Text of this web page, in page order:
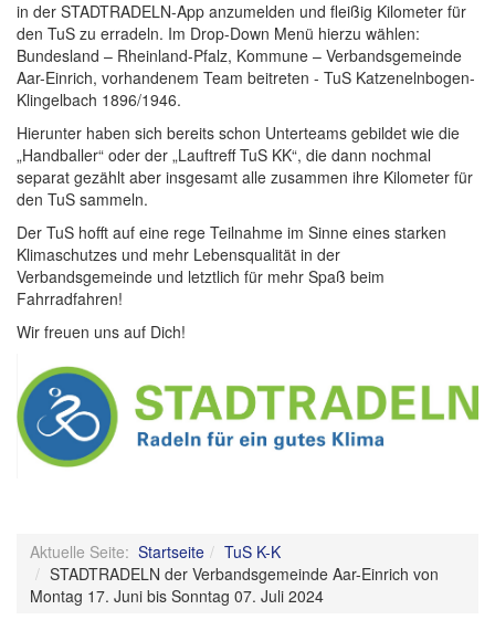
in der STADTRADELN-App anzumelden und fleißig Kilometer für
den TuS zu erradeln. Im Drop-Down Menü hierzu wählen:
Bundesland – Rheinland-Pfalz, Kommune – Verbandsgemeinde
Aar-Einrich, vorhandenem Team beitreten - TuS Katzenelnbogen-
Klingelbach 1896/1946.
Hierunter haben sich bereits schon Unterteams gebildet wie die
„Handballer“ oder der „Lauftreff TuS KK“, die dann nochmal
separat gezählt aber insgesamt alle zusammen ihre Kilometer für
den TuS sammeln.
Der TuS hofft auf eine rege Teilnahme im Sinne eines starken
Klimaschutzes und mehr Lebensqualität in der
Verbandsgemeinde und letztlich für mehr Spaß beim
Fahrradfahren!
Wir freuen uns auf Dich!
Aktuelle Seite: Startseite
TuS K-K
STADTRADELN der Verbandsgemeinde Aar-Einrich von
Montag 17. Juni bis Sonntag 07. Juli 2024